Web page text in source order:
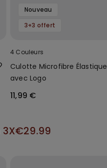
Nouveau
3+3 offert
4 Couleurs
Culotte Microfibre Élastique
avec Logo
11,99 €
3X€29.99